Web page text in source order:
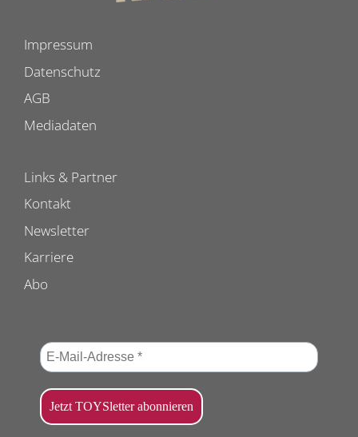
Impressum
Datenschutz
AGB
Mediadaten
Links & Partner
Kontakt
Newsletter
Karriere
Abo